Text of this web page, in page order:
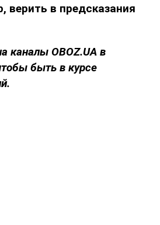
верить в предсказания
каналы OBOZ.UA в
быть в курсе